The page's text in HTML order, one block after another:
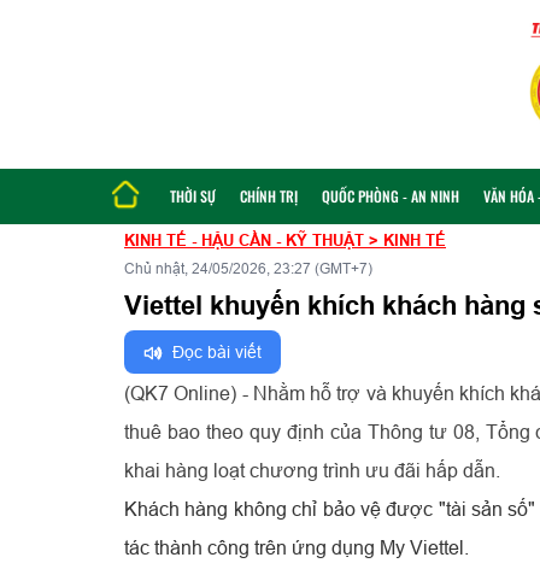
THỜI SỰ CHÍNH TRỊ QUỐC PHÒNG - AN NINH VĂN HÓA
KINH TẾ - HẬU CẦN - KỸ THUẬT > KINH TẾ
Chủ nhật, 24/05/2026, 23:27 (GMT+7)
Viettel khuyến khích khách
Đọc bài viết
(QK7 Online) - Nhằm hỗ trợ và khuyến khích
thuê bao theo quy định của Thông tư 08,
khai hàng loạt chương trình ưu đãi hấp dẫn.
Khách hàng không chỉ bảo vệ được "tài sản
tác thành công trên ứng dụng My Viettel.